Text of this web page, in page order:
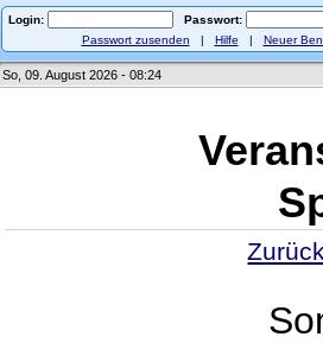
Login:
Passwort:
Passwort zusenden | Hilfe | Neuer
So, 09. August 2026 - 08:24